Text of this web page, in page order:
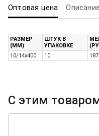
Оптовая цена Описание
РАЗМЕР
(ММ)
ШТУК В
УПАКОВКЕ
10/14x400
10
С этим